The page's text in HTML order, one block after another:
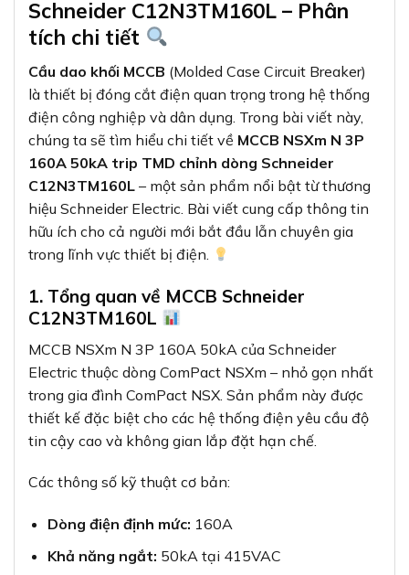
Schneider C12N3TM160L – Phân
tích chi tiết
Cầu dao khối MCCB (Molded Case Circuit Breaker)
là thiết bị đóng cắt điện quan trọng trong hệ thống
điện công nghiệp và dân dụng. Trong bài viết này,
chúng ta sẽ tìm hiểu chi tiết về MCCB NSXm N 3P
160A 50kA trip TMD chỉnh dòng Schneider
C12N3TM160L – một sản phẩm nổi bật từ thương
hiệu Schneider Electric. Bài viết cung cấp thông tin
hữu ích cho cả người mới bắt đầu lẫn chuyên gia
trong lĩnh vực thiết bị điện.
1. Tổng quan về MCCB Schneider
C12N3TM160L
MCCB NSXm N 3P 160A 50kA của Schneider
Electric thuộc dòng ComPact NSXm – nhỏ gọn nhất
trong gia đình ComPact NSX. Sản phẩm này được
thiết kế đặc biệt cho các hệ thống điện yêu cầu độ
tin cậy cao và không gian lắp đặt hạn chế.
Các thông số kỹ thuật cơ bản:
Dòng điện định mức: 160A
Khả năng ngắt: 50kA tại 415VAC